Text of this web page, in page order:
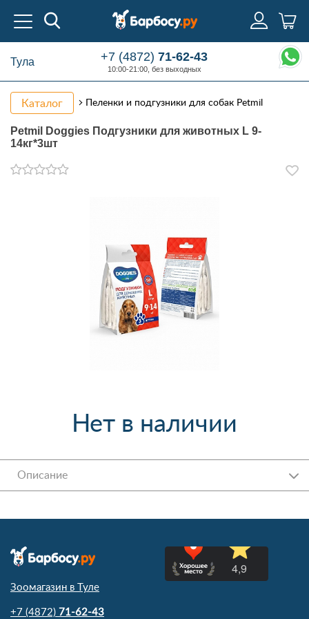
Тула +7 (4872)71-62-43
10:00-21:00, без выходных
Каталог Пеленки и подгузники для собак Petmil
Petmil Doggies Подгузники для животных L 9-
14кг*3шт
Нет в наличии
Описание
Зоомагазин в Туле
+7 (4872) 71-62-43